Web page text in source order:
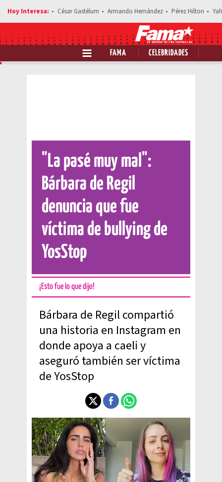
César Gastélum Armando Hernández Pérez Hilton
FAMA CELEBRIDADES
"La pasé muy mal":
Bárbara de Regil
denuncia que fue
víctima de bullying de
YosStop
¡Esto fue lo que dijo!
Bárbara de Regil compartió
una historia en Instagram en
donde apoya a caeli y
aseguró también ser víctima
de YosStop